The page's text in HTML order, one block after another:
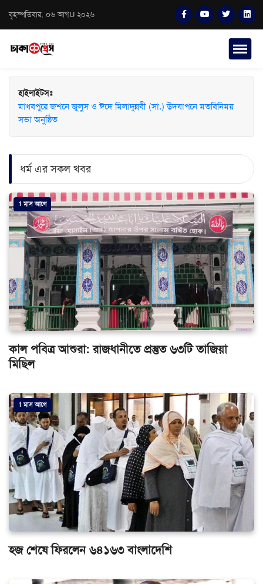
বৃহস্পতিবার, ০৬ আগU ২০২৬
হাইলাইটসঃ
মাধবপুরে জশনে জুলুস ও ঈদে মিলাদুন্নবী (সা.) উদযাপনে মতবিনিময়
সভা অনুষ্ঠিত
ধর্ম এর সকল খবর
1 মাস আগে
কাল পবিত্র আশুরা: রাজধানীতে প্রস্তুত ৬৩টি তাজিয়া
মিছিল
1 মাস আগে
হজ শেষে ফিরলেন ৬৪১৬৩ বাংলাদেশি